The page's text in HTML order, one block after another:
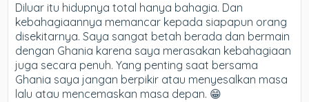
Diluar itu hidupnya total hanya bahagia. Dan
kebahagiaannya memancar kepada siapapun orang
disekitarnya. Saya sangat betah berada dan bermain
dengan Ghania karena saya merasakan kebahagiaan
juga secara penuh. Yang penting saat bersama
Ghania saya jangan berpikir atau menyesalkan masa
lalu atau mencemaskan masa depan. 😁